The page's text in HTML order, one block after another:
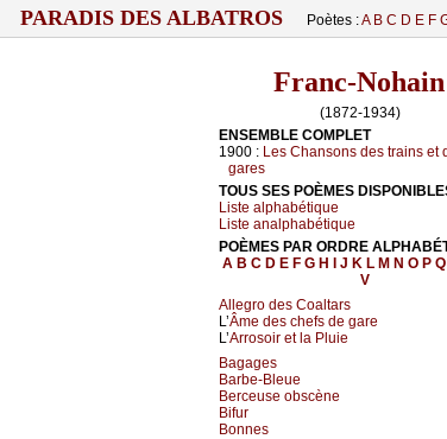
PARADIS DES ALBATROS Poètes :A B C D E F
Franc-Nohain
(1872-1934)
ENSEMBLE COMPLET
1900 : Les Chansons des trains et
gares
TOUS SES POÈMES
Liste alphabétique
Liste analphabétique
POÈMES PAR ORDRE
A B C D E F G H J K L M N O P Q
V
Allegro des Coaltars
L’Âme des chefs de gare
L’Arrosoir et la Pluie
Bagages
Barbe-Bleue
Berceuse obscène
Bifur
Bonnes